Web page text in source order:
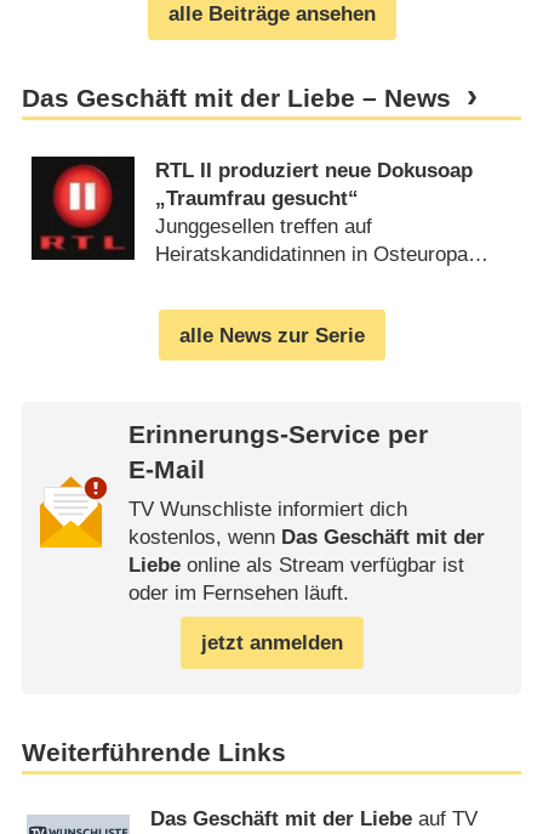
alle Beiträge ansehen
Das Geschäft mit der Liebe – News
RTL II produziert neue Dokusoap
„Traumfrau gesucht“
Junggesellen treffen auf
Heiratskandidatinnen in Osteuropa
alle News zur Serie
Erinnerungs-Service per
E-Mail
TV Wunschliste informiert dich
kostenlos, wenn Das Geschäft mit der
Liebeonline als Stream verfügbar ist
oder im Fernsehen läuft.
jetzt anmelden
Weiterführende Links
Das Geschäft mit der Liebe auf TV